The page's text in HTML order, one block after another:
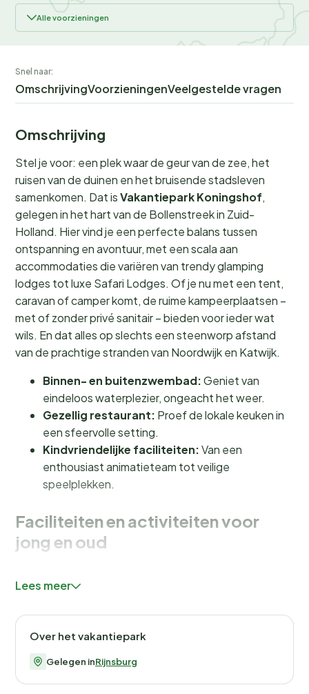
Alle voorzieningen
Snel naar:
OmschrijvingVoorzieningenVeelgestelde vragen
Omschrijving
Stel je voor: een plek waar de geur van de zee, het
ruisen van de duinen en het bruisende stadsleven
samenkomen. Dat isVakantiepark Koningshof,
gelegen in het hart van de Bollenstreek in Zuid-
Holland. Hier vind je een perfecte balans tussen
ontspanning en avontuur, met een scala aan
accommodaties die variëren van trendy glamping
lodges tot luxe Safari Lodges. Of je nu met een tent,
caravan of camper komt, de ruime kampeerplaatsen –
met of zonder privé sanitair – bieden voor ieder wat
wils. En dat alles op slechts een steenworp afstand
van de prachtige stranden van Noordwijk en Katwijk.
Binnen- en buitenzwembad:Geniet van
eindeloos waterplezier, ongeacht het weer.
Gezellig restaurant: Proef de lokale keuken in
een sfeervolle setting.
Kindvriendelijke faciliteiten:Van een
enthousiast animatieteam tot veilige
speelplekken.
Faciliteiten en activiteiten voor
jong en oud
vervelen. Het
buitenzwembad
duik op warme zomerdagen. Voor de kleintjes is er een
enthousiast animatieteam dat tijdens de
schoolvakanties zorgt voor knutselactiviteiten, dansen
Lees meer
Over het vakantiepark
Gelegen inRijnsburg